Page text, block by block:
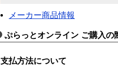
メーカー商品情報
ぷらっとオンライン ご購入の
支払方法について